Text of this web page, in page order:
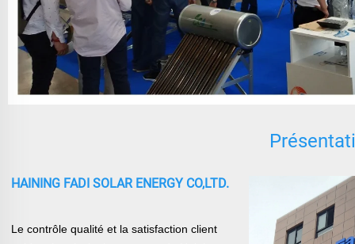
HAINING FADI SOLAR ENERGY CO,LTD.
Le contrôle qualité et la satisfaction client